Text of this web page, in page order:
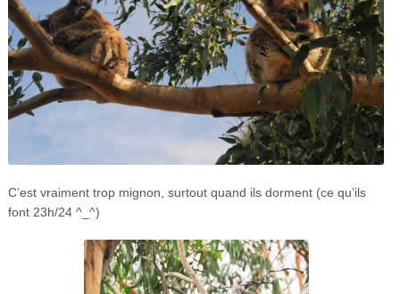
C’est vraiment trop mignon, surtout quand ils dorment (ce qu’ils
font 23h/24 ^_^)